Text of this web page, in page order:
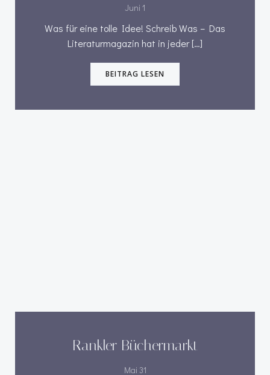
Juni 1
Was für eine tolle Idee! Schreib Was – Das
Literaturmagazin hat in jeder […]
BEITRAG LESEN
Rankler Büchermarkt
Mai 31